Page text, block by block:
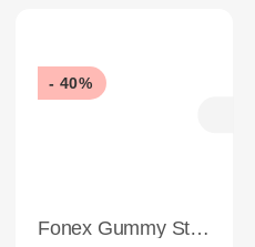
- 40%
Fonex Gummy Styling Wax Casual Look 150ml